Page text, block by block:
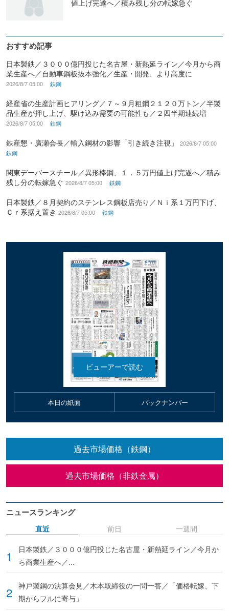
値上げ完遂へ／積み残し分の転嫁急ぐ
おすすめ記事
日本製鉄／３０００億円投じた名古屋・新熱延ライン／今月から商
業生産へ／自動車鋼板抜本強化／生産・開発、より高度に
2026/8/7 05:00 鉄鋼
経産省の生産計画ヒアリング／７～９月粗鋼２１２０万トン／半製
品生産が押し上げ、駆け込み需要の可能性も／２四半期連続増
2026/8/7 05:00 鉄鋼
鉄産懇・廣瀬会長／輸入鋼材の影響「引き続き注視」
2026/8/7 05:00
鉄鋼
関東デーバースチール／異形棒鋼、１．５万円値上げ完遂へ／積み
残し分の転嫁急ぐ 2026/8/7 05:00 鉄鋼
日本製鉄／８月契約のステンレス鋼板店売り／Ｎｉ系１万円下げ、
Ｃｒ系据え置き 2026/8/7 05:00 鉄鋼
本日の紙面 バックナンバー
過去市場価格（鉄鋼）
過去市場価格（非鉄金属）
ニュースランキング
直近
日本製鉄／３０００億円投じた名古屋・新熱延ライン／今月か
ら商業生産へ／...
神戸製鋼の決算会見／木本取締役の一問一答／「価格転嫁、下
期からフルに寄与」
前日 一週間